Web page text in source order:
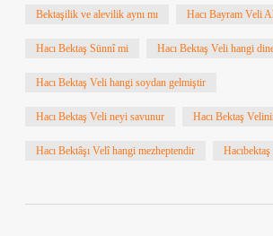
Bektaşilik ve alevilik aynı mı Hacı Bayram Veli
Hacı Bektaş Sünnî mi Hacı Bektaş Veli hangi
Hacı Bektaş Veli hangi soydan gelmiştir
Hacı Bektaş Veli neyi savunur Hacı Bektaş
Hacı Bektâşı Velî hangi mezheptendir